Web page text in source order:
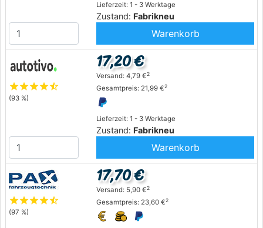
Lieferzeit: 1 - 3 Werktage
Zustand: Fabrikneu
Warenkorb
starstarstarstarstar_half
(93 %)
Lieferzeit: 1 - 3 Werktage
Zustand: Fabrikneu
17,20 €
Versand: 4,79 €2
Gesamtpreis: 21,99 €2
Warenkorb
starstarstarstarstar_half
(97 %)
17,70 €
Versand: 5,90 €2
Gesamtpreis: 23,60 €2